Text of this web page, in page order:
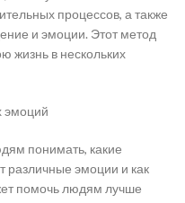
процессов, а также
и эмоции. Этот метод
жизнь в нескольких
эмоций
понимать, какие
эмоции и как
помочь людям лучше